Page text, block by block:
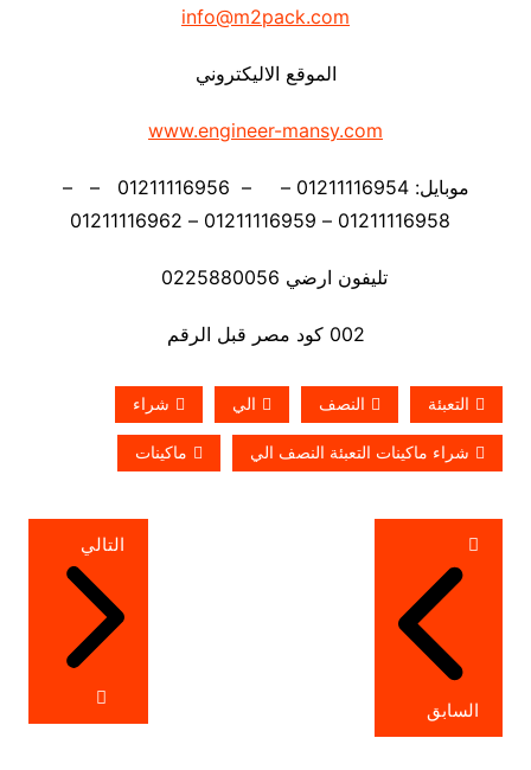
info@m2pack.com
الموقع الاليكتروني
www.engineer-mansy.com
موبايل: 01211116954 – – 01211116956 – –
تليفون ارضي 0225880056
002 كود مصر قبل الرقم
التعبئة النصف الي شراء
شراء ماكينات التعبئة النصف الي ماكينات
تصفّح
المقالات
السابق
التالي